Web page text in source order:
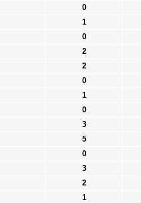
0
1
0
2
2
0
1
0
3
5
0
3
2
1